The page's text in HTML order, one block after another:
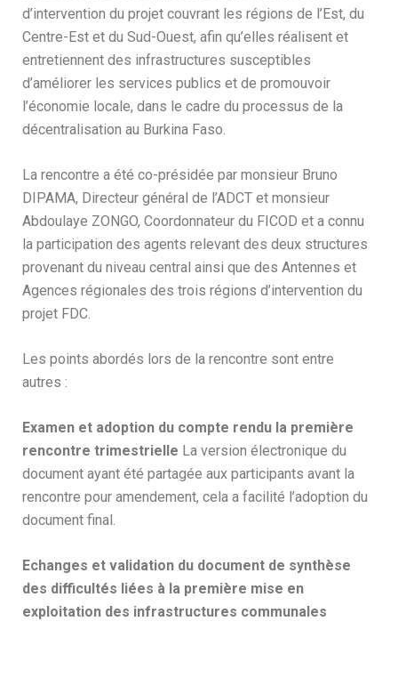
d’intervention du projet couvrant les régions de l’Est, du
Centre-Est et du Sud-Ouest, afin qu’elles réalisent et
entretiennent des infrastructures susceptibles
d’améliorer les services publics et de promouvoir
l’économie locale, dans le cadre du processus de la
décentralisation au Burkina Faso.
La rencontre a été co-présidée par monsieur Bruno
DIPAMA, Directeur général de l’ADCT et monsieur
Abdoulaye ZONGO, Coordonnateur du FICOD et a connu
la participation des agents relevant des deux structures
provenant du niveau central ainsi que des Antennes et
Agences régionales des trois régions d’intervention du
projet FDC.
Les points abordés lors de la rencontre sont entre
autres :
Examen et adoption du compte rendu la première
rencontre trimestrielle La version électronique du
document ayant été partagée aux participants avant la
rencontre pour amendement, cela a facilité l’adoption du
document final.
Echanges et validation du document de synthèse
des difficultés liées à la première mise en
exploitation des infrastructures communales